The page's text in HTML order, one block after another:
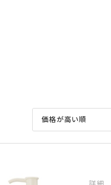
価格が高い順